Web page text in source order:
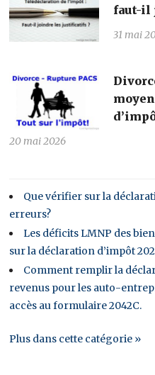
faut-il
31 mai
20 mai 2026
Que vérifier sur la
erreurs?
Les déficits LMNP des
sur la déclaration d’impôt
Comment remplir la
revenus pour les auto-
accès au formulaire 2042C.
Plus dans cette catégorie »